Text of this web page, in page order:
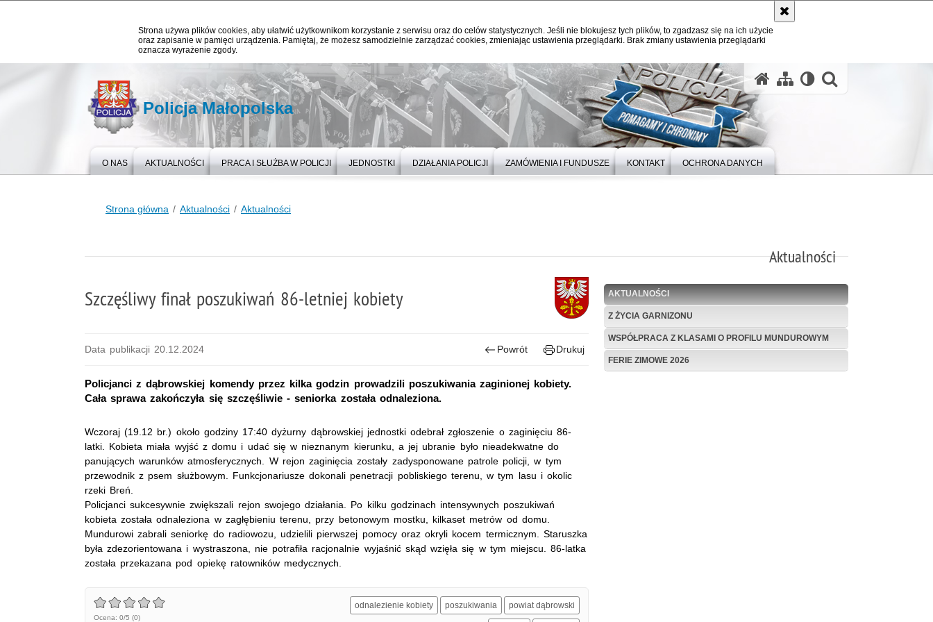
Strona używa plików cookies, aby ułatwić użytkownikom korzystanie z serwisu oraz do celów statystycznych. Jeśli nie blokujesz tych plików, to zgadzasz się na ich użycie
oraz zapisanie w pamięci urządzenia. Pamiętaj, że możesz samodzielnie zarządzać cookies, zmieniając ustawienia przeglądarki. Brak zmiany ustawienia przeglądarki
oznacza wyrażenie zgody.
Policja Małopolska
O NAS AKTUALNOŚCI PRACA I SŁUŻBA W POLICJI JEDNOSTKI DZIAŁANIA POLICJI ZAMÓWIENIA I FUNDUSZE KONTAKT OCHRONA DANYCH
Strona główna Aktualności Aktualności
Aktualności
Szczęśliwy finał poszukiwań 86-letniej kobiety
Data publikacji 20.12.2024 Powrót Drukuj
Policjanci z dąbrowskiej komendy przez kilka godzin prowadzili poszukiwania zaginionej kobiety.
Cała sprawa zakończyła się szczęśliwie - seniorka została odnaleziona.
Wczoraj (19.12 br.) około godziny 17:40 dyżurny dąbrowskiej jednostki odebrał zgłoszenie o zaginięciu 86-
latki. Kobieta miała wyjść z domu i udać się w nieznanym kierunku, a jej ubranie było nieadekwatne do
panujących warunków atmosferycznych. W rejon zaginięcia zostały zadysponowane patrole policji, w tym
przewodnik z psem służbowym. Funkcjonariusze dokonali penetracji pobliskiego terenu, w tym lasu i okolic
rzeki Breń.
Policjanci sukcesywnie zwiększali rejon swojego działania. Po kilku godzinach intensywnych poszukiwań
kobieta została odnaleziona w zagłębieniu terenu, przy betonowym mostku, kilkaset metrów od domu.
Mundurowi zabrali seniorkę do radiowozu, udzielili pierwszej pomocy oraz okryli kocem termicznym. Staruszka
była zdezorientowana i wystraszona, nie potrafiła racjonalnie wyjaśnić skąd wzięła się w tym miejscu. 86-latka
została przekazana pod opiekę ratowników medycznych.
Ocena: 0/5 (0)
odnalezienie kobiety poszukiwania powiat dąbrowski
AKTUALNOŚCI
Z ŻYCIA GARNIZONU
WSPÓŁPRACA Z KLASAMI O PROFILU MUNDUROWYM
FERIE ZIMOWE 2026